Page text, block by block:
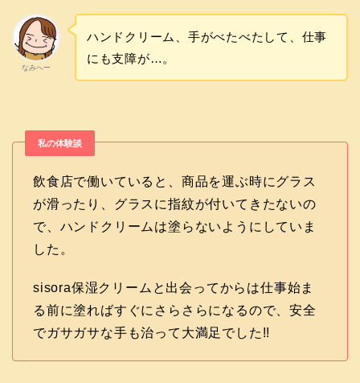
なみへー
ハンドクリーム、手がべたべたして、仕事
にも支障が…。
私の体験談
飲食店で働いていると、商品を運ぶ時にグラス
が滑ったり、グラスに指紋が付いてきたないの
で、ハンドクリームは塗らないようにしていま
した。
sisora保湿クリームと出会ってからは仕事始ま
る前に塗ればすぐにさらさらになるので、安全
でガサガサな手も治って大満足でした!!